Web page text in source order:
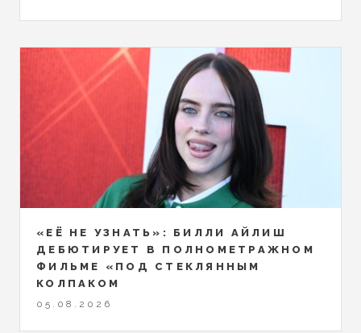
«ЕЁ НЕ УЗНАТЬ»: БИЛЛИ АЙЛИШ
ДЕБЮТИРУЕТ В ПОЛНОМЕТРАЖНОМ
ФИЛЬМЕ «ПОД СТЕКЛЯННЫМ
КОЛПАКОМ
05.08.2026